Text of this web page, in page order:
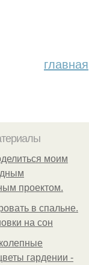
главная
моим
проектом.
в спальне.
на сон
гардении -